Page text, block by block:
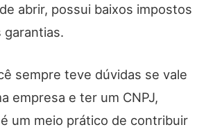
abrir, possui baixos impostos
garantias.
sempre teve dúvidas se vale
empresa e ter um CNPJ,
um meio prático de contribuir